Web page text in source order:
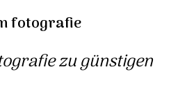
fotografie
zu günstigen